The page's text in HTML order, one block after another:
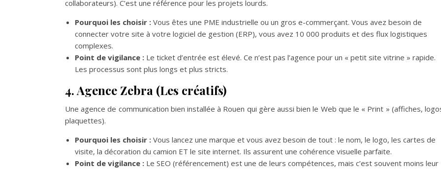
collaborateurs). C’est une référence pour les projets lourds.
Pourquoi les choisir : Vous êtes une PME industrielle ou un gros e-commerçant. Vous avez besoin de
connecter votre site à votre logiciel de gestion (ERP), vous avez 10 000 produits et des flux logistiques
complexes.
Point de vigilance : Le ticket d’entrée est élevé. Ce n’est pas l’agence pour un « petit site vitrine » rapide.
Les processus sont plus longs et plus stricts.
4. Agence Zebra (Les créatifs)
Une agence de communication bien installée à Rouen qui gère aussi bien le Web que le « Print » (affiches,
plaquettes).
Pourquoi les choisir : Vous lancez une marque et vous avez besoin de tout : le nom, le logo, les cartes de
visite, la décoration du camion ET le site internet. Ils assurent une cohérence visuelle parfaite.
Point de vigilance : Le SEO (référencement) est une de leurs compétences, mais c’est souvent moins leur